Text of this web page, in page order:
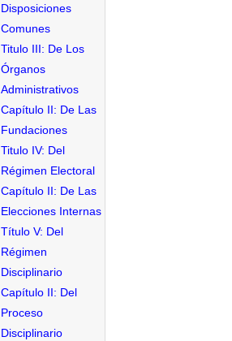
Disposiciones
Comunes
Titulo III: De Los
Órganos
Administrativos
Capítulo II: De Las
Fundaciones
Titulo IV: Del
Régimen Electoral
Capítulo II: De Las
Elecciones Internas
Título V: Del
Régimen
Disciplinario
Capítulo II: Del
Proceso
Disciplinario